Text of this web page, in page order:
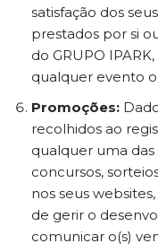
satisfação dos
prestados por si
do GRUPO
qualquer evento
Promoções:
recolhidos ao
qualquer uma
concursos,
nos seus
de gerir o
comunicar o(s)